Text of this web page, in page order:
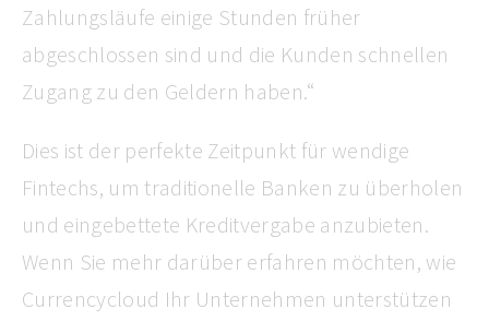
Zahlungsläufe einige Stunden früher
abgeschlossen sind und die Kunden schnellen
Zugang zu den Geldern haben.“
Dies ist der perfekte Zeitpunkt für wendige
Fintechs, um traditionelle Banken zu überholen
und eingebettete Kreditvergabe anzubieten.
Wenn Sie mehr darüber erfahren möchten, wie
Currencycloud Ihr Unternehmen unterstützen